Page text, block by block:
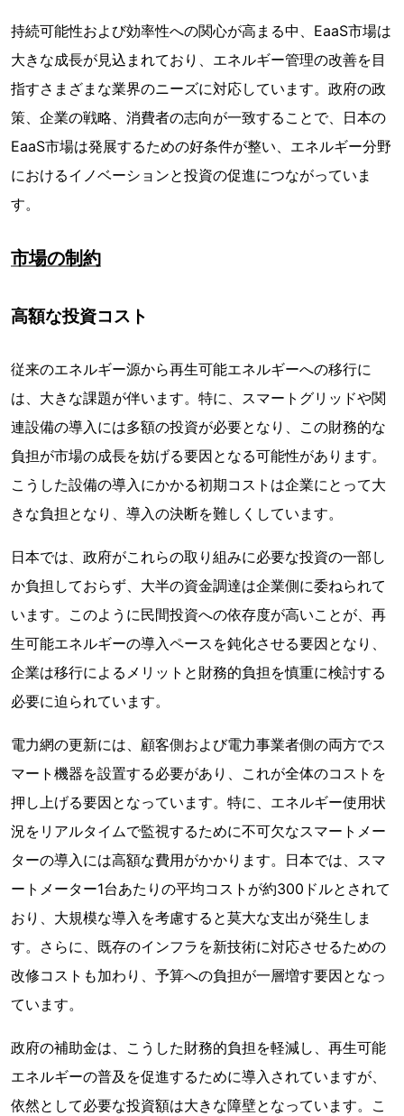
持続可能性および効率性への関心が高まる中、EaaS市場は
大きな成長が見込まれており、エネルギー管理の改善を目
指すさまざまな業界のニーズに対応しています。政府の政
策、企業の戦略、消費者の志向が一致することで、日本の
EaaS市場は発展するための好条件が整い、エネルギー分野
におけるイノベーションと投資の促進につながっていま
す。
市場の制約
高額な投資コスト
従来のエネルギー源から再生可能エネルギーへの移行に
は、大きな課題が伴います。特に、スマートグリッドや関
連設備の導入には多額の投資が必要となり、この財務的な
負担が市場の成長を妨げる要因となる可能性があります。
こうした設備の導入にかかる初期コストは企業にとって大
きな負担となり、導入の決断を難しくしています。
日本では、政府がこれらの取り組みに必要な投資の一部し
か負担しておらず、大半の資金調達は企業側に委ねられて
います。このように民間投資への依存度が高いことが、再
生可能エネルギーの導入ペースを鈍化させる要因となり、
企業は移行によるメリットと財務的負担を慎重に検討する
必要に迫られています。
電力網の更新には、顧客側および電力事業者側の両方でス
マート機器を設置する必要があり、これが全体のコストを
押し上げる要因となっています。特に、エネルギー使用状
況をリアルタイムで監視するために不可欠なスマートメー
ターの導入には高額な費用がかかります。日本では、スマ
ートメーター1台あたりの平均コストが約300ドルとされて
おり、大規模な導入を考慮すると莫大な支出が発生しま
す。さらに、既存のインフラを新技術に対応させるための
改修コストも加わり、予算への負担が一層増す要因となっ
ています。
政府の補助金は、こうした財務的負担を軽減し、再生可能
エネルギーの普及を促進するために導入されていますが、
依然として必要な投資額は大きな障壁となっています。こ